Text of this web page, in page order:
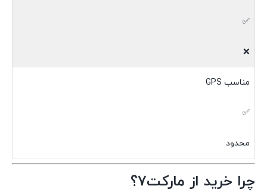
✅
❌
مناسب GPS
✅
محدود
چرا خرید از مارکت7؟